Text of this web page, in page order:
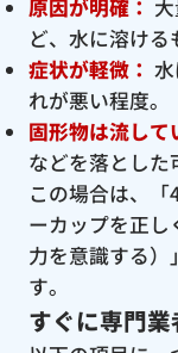
原因が明確：
ど、水に溶ける
症状が軽微：
れが悪い程度。
固形物は流して
などを落とした
この場合は、
ーカップを正し
力を意識する）
す。
すぐに専門